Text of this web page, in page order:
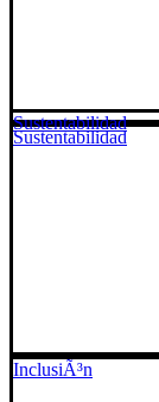
Sustentabilidad
InclusiÃ³n
Sustentabilidad